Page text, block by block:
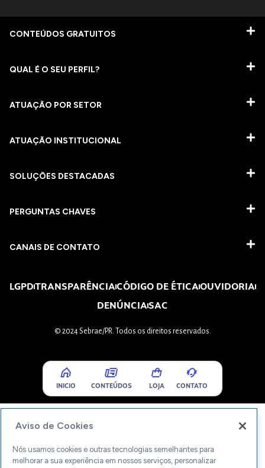
CONTEÚDOS GRATUITOS
QUAL É O SEU PERFIL?
ATUAÇÃO POR SETOR
ATUAÇÃO INSTITUCIONAL
SOLUÇÕES DESTACADAS
PERGUNTAS CHAVES​
CANAIS DE CONTATO
LGPDTRANSPARÊNCIACÓDIGO DE ÉTICAOUVIDORIA
DENÚNCIASAC
© 2024 Sebrae/PR. Todos os direitos reservados.
INICIO CONTEÚDOS LOJA CONTATO
Aviso de Cookies
Nós usamos cookies e outras tecnologias semelhantes para
melhorar a sua experiência em nossos serviços, personalizar